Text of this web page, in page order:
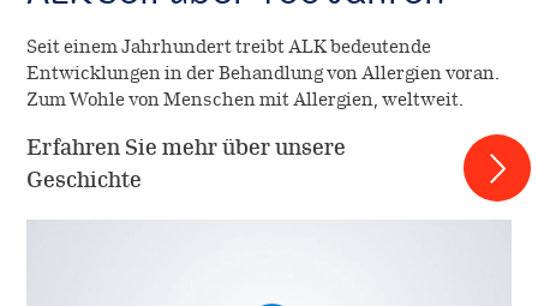
Seit einem Jahrhundert treibt ALK bedeutende
Entwicklungen in der Behandlung von Allergien voran.
Zum Wohle von Menschen mit Allergien, weltweit.
Erfahren Sie mehr über unsere
Geschichte